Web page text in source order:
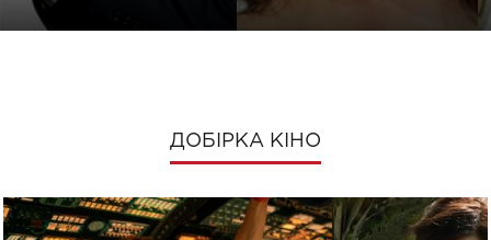
ДОБІРКА КІНО